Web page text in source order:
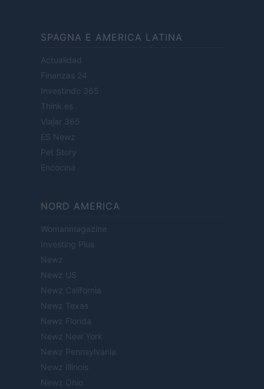
SPAGNA E AMERICA LATINA
Actualidad
Finanzas 24
Investindo 365
Think.es
Viajar 365
ES Newz
Pet Story
Encocina
NORD AMERICA
Womanmagazine
Investing Plus
Newz
Newz US
Newz California
Newz Texas
Newz Florida
Newz New York
Newz Pennsylvania
Newz Illinois
Newz Ohio